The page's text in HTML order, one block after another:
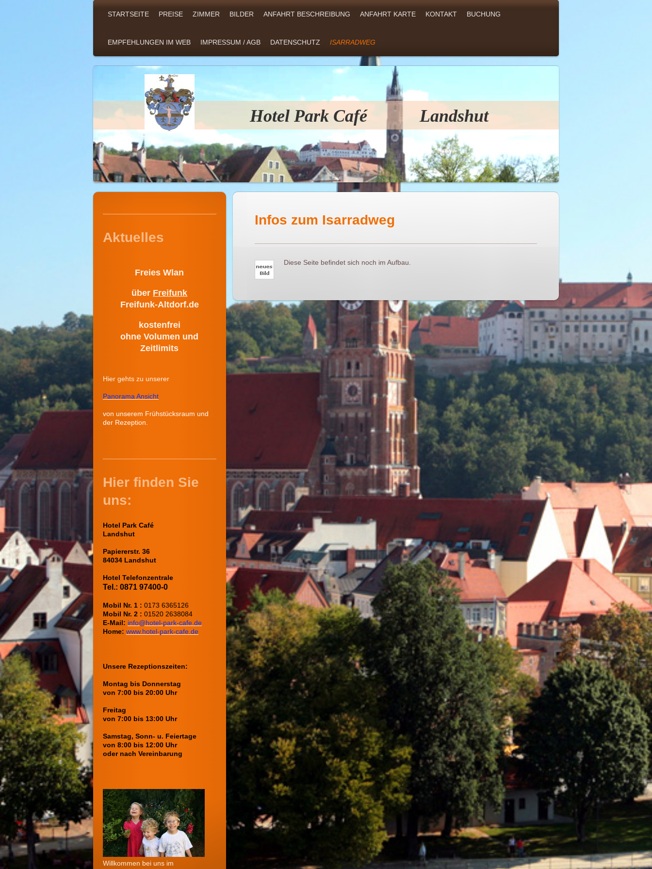
STARTSEITE PREISE ZIMMER BILDER ANFAHRT BESCHREIBUNG ANFAHRT KARTE KONTAKT BUCHUNG
EMPFEHLUNGEN IM WEB IMPRESSUM / AGB DATENSCHUTZ ISARRADWEG
Hotel Park Café Landshut
Infos zum Isarradweg
Diese Seite befindet sich noch im Aufbau.
Aktuelles
Freies Wlan
über Freifunk
Freifunk-Altdorf.de
kostenfrei
ohne Volumen und
Zeitlimits
Hier gehts zu unserer
Panorama Ansicht
von unserem Frühstücksraum und
der Rezeption.
Hier finden Sie
uns:
Hotel Park Café
Landshut
Papiererstr. 36
84034 Landshut
Hotel Telefonzentrale
Tel.: 0871 97400-0
Mobil Nr. 1 : 0173 6365126
Mobil Nr. 2 : 01520 2638084
E-Mail: info@hotel-park-cafe.de
Home: www.hotel-park-cafe.de
Unsere Rezeptionszeiten:
Montag bis Donnerstag
von 7:00 bis 20:00 Uhr
Freitag
von 7:00 bis 13:00 Uhr
Samstag, Sonn- u. Feiertage
von 8:00 bis 12:00 Uhr
oder nach Vereinbarung
Willkommen bei uns im